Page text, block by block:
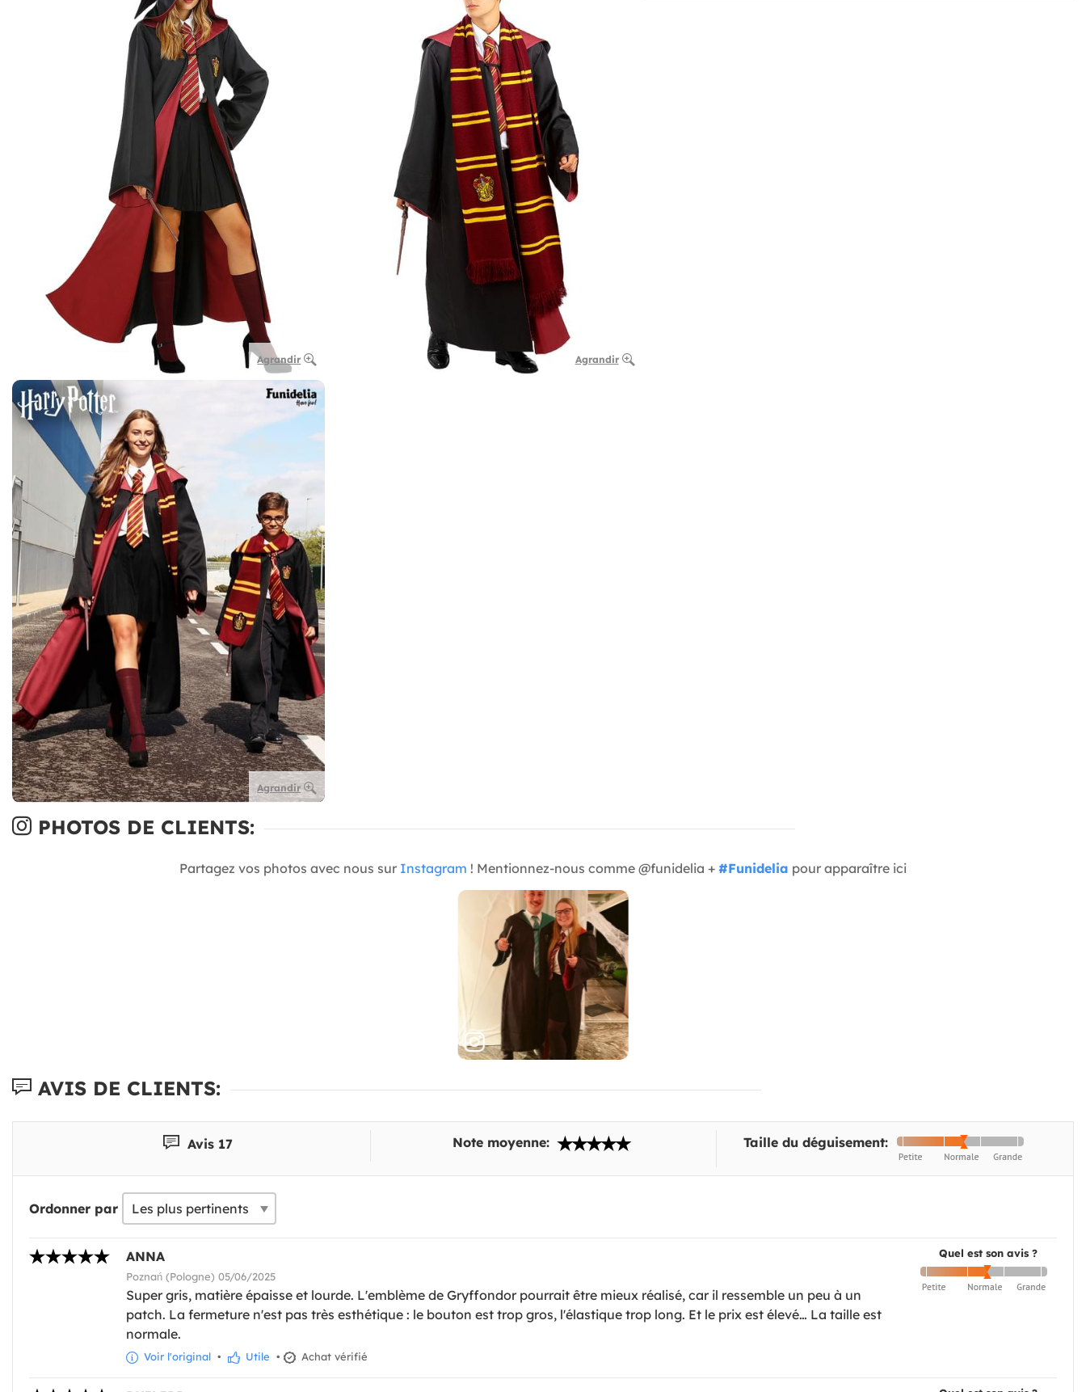
Agrandir Agrandir
Agrandir
PHOTOS DE CLIENTS:
Partagez vos photos avec nous sur Instagram ! Mentionnez-nous comme @funidelia + #Funidelia pour apparaître ici
AVIS DE CLIENTS:
Avis 17 Note moyenne: Taille du déguisement:
Ordonner par
Quel est son avis ?
ANNA
Poznań (Pologne) 05/06/2025
Super gris, matière épaisse et lourde. L'emblème de Gryffondor pourrait être mieux réalisé, car il ressemble un peu à un
patch. La fermeture n'est pas très esthétique : le bouton est trop gros, l'élastique trop long. Et le prix est élevé… La taille est
normale.
Voir l'original • Utile • Achat vérifié